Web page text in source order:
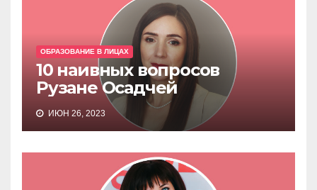
ОБРАЗОВАНИЕ В ЛИЦАХ
10 наивных вопросов
Рузане Осадчей
ИЮН 26, 2023